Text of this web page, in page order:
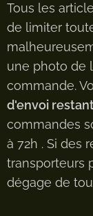
Tous les
de limiter
une photo de
commande.
d'envoi
commandes
à 72h . Si des
transporteurs
dégage de